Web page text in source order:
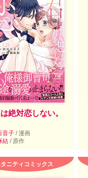
絶対恋しない。
音子 / 漫画
結 / 原作
ニティコミックス